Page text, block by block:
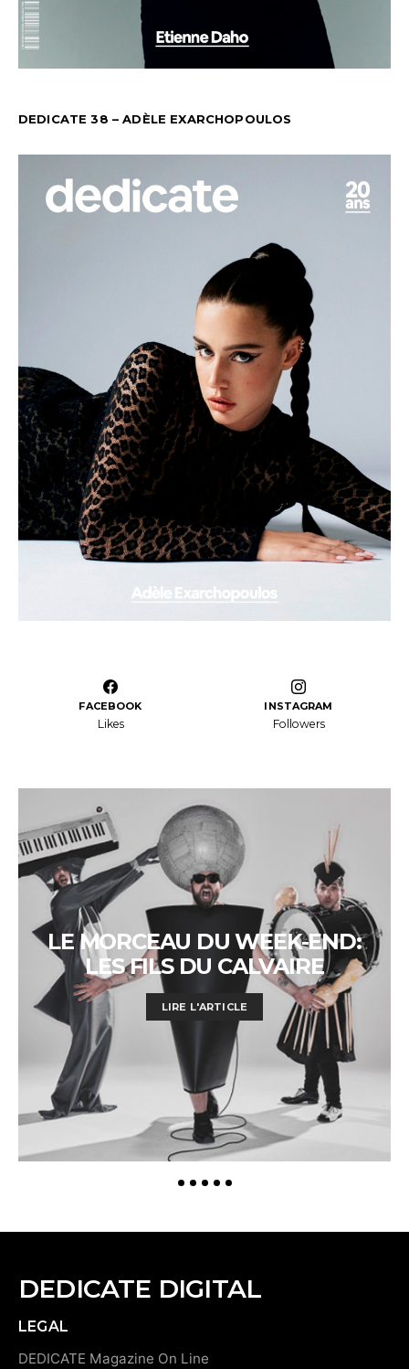
DEDICATE 38 – ADÈLE EXARCHOPOULOS
FACEBOOK
Likes
INSTAGRAM
Followers
LE MORCEAU DU WEEK-END:
LES FILS DU CALVAIRE
LIRE L'ARTICLE
DEDICATE DIGITAL
LEGAL
DEDICATE Magazine On Line